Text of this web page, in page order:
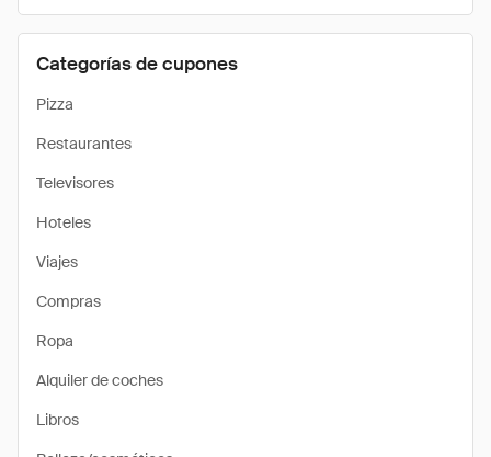
Categorías de cupones
Pizza
Restaurantes
Televisores
Hoteles
Viajes
Compras
Ropa
Alquiler de coches
Libros